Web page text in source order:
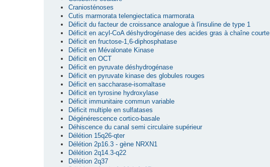
Craniosténoses
Cutis marmorata telengiectatica marmorata
Déficit du facteur de croissance analogue à l'insuline de type 1
Déficit en acyl-CoA déshydrogénase des acides gras à chaîne courte
Déficit en fructose-1,6-diphosphatase
Déficit en Mévalonate Kinase
Déficit en OCT
Déficit en pyruvate déshydrogénase
Déficit en pyruvate kinase des globules rouges
Déficit en saccharase-isomaltase
Déficit en tyrosine hydroxylase
Déficit immunitaire commun variable
Déficit multiple en sulfatases
Dégénérescence cortico-basale
Déhiscence du canal semi circulaire supérieur
Délétion 15q26-qter
Délétion 2p16.3 - gène NRXN1
Délétion 2q14.3-q22
Délétion 2q37